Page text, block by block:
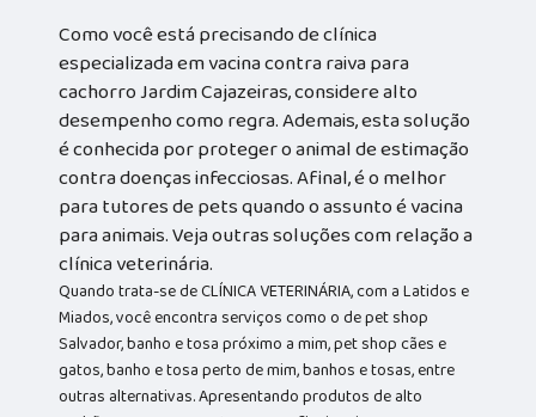
Como você está precisando de clínica
especializada em vacina contra raiva para
cachorro Jardim Cajazeiras, considere alto
desempenho como regra. Ademais, esta solução
é conhecida por proteger o animal de estimação
contra doenças infecciosas. Afinal, é o melhor
para tutores de pets quando o assunto é vacina
para animais. Veja outras soluções com relação a
clínica veterinária.
Quando trata-se de CLÍNICA VETERINÁRIA, com a Latidos e
Miados, você encontra serviços como o de pet shop
Salvador, banho e tosa próximo a mim, pet shop cães e
gatos, banho e tosa perto de mim, banhos e tosas, entre
outras alternativas. Apresentando produtos de alto